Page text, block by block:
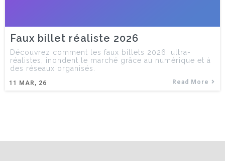
Faux billet réaliste 2026
11 MAR, 26
Découvrez comment les faux billets 2026, ultra-
réalistes, inondent le marché grâce au numérique et à
des réseaux organisés.
Read More